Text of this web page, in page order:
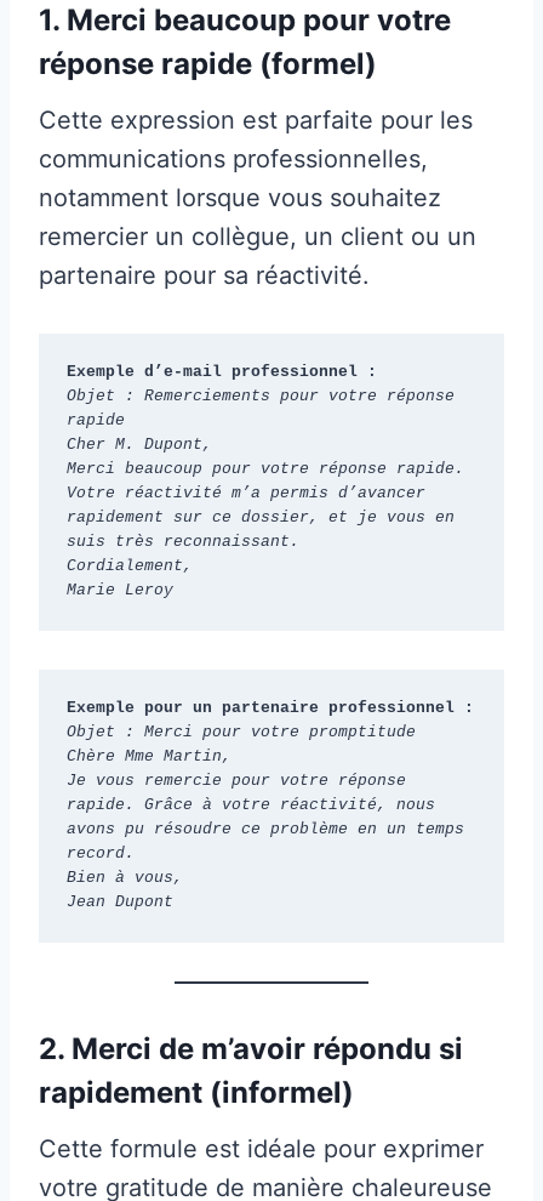
1. Merci beaucoup pour votre
réponse rapide (formel)
Cette expression est parfaite pour les
communications professionnelles,
notamment lorsque vous souhaitez
remercier un collègue, un client ou un
partenaire pour sa réactivité.
Exemple d’e-mail professionnel :
Objet : Remerciements pour votre réponse
rapide
Cher M. Dupont,
Merci beaucoup pour votre réponse rapide.
Votre réactivité m’a permis d’avancer
rapidement sur ce dossier, et je vous en
suis très reconnaissant.
Cordialement,
Marie Leroy
Exemple pour un partenaire professionnel :
Objet : Merci pour votre promptitude
Chère Mme Martin,
Je vous remercie pour votre réponse
rapide. Grâce à votre réactivité, nous
avons pu résoudre ce problème en un temps
record.
Bien à vous,
Jean Dupont
2. Merci de m’avoir répondu si
rapidement (informel)
Cette formule est idéale pour exprimer
votre gratitude de manière chaleureuse